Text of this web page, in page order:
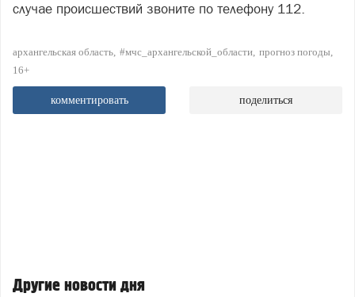
случае происшествий звоните по телефону 112.
архангельская область #мчс_архангельской_области прогноз погоды
16+
комментировать поделиться
Другие новости дня